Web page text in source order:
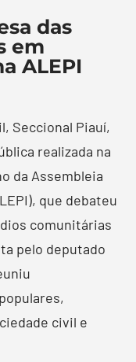
das
em
ALEPI
Seccional Piauí,
realizada na
da Assembleia
que debateu
comunitárias
pelo deputado
civil e